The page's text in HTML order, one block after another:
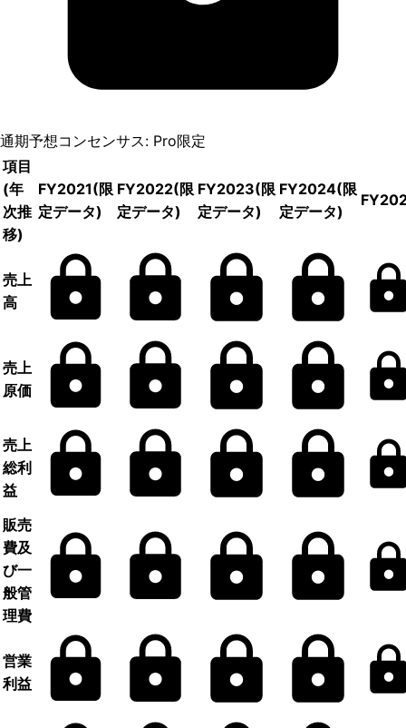
通期予想コンセンサス: Pro限定
項目
(年
次推
移)
FY2021(限
定データ)
FY2022(限
定データ)
FY2023(限
定データ)
FY2024(限
定データ)
売上
高
売上
原価
売上
総利
益
販売
費及
び一
般管
理費
営業
利益